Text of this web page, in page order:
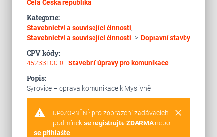
Celá Česká republika
Kategorie:
Stavebnictví a související činnosti,
Stavebnictví a související činnosti -> Dopravní stavby
CPV kódy:
45233100-0 -Stavební úpravy pro komunikace
Popis:
Syrovice – oprava komunikace k Myslivně
warning clear
UPOZORNĚNÍ: pro zobrazení zadávacích
podmínekse registrujte ZDARMAnebo
se přihlašte.